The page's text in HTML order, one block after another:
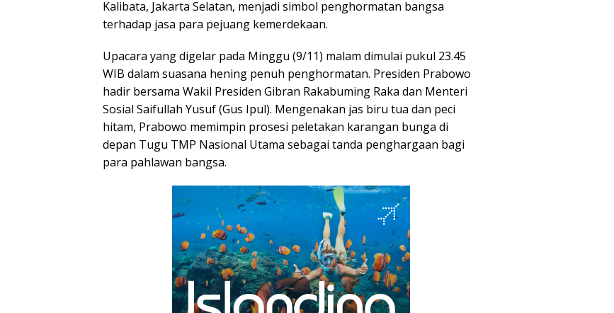
Kalibata, Jakarta Selatan, menjadi simbol penghormatan bangsa
terhadap jasa para pejuang kemerdekaan.
Upacara yang digelar pada Minggu (9/11) malam dimulai pukul 23.45
WIB dalam suasana hening penuh penghormatan. Presiden Prabowo
hadir bersama Wakil Presiden Gibran Rakabuming Raka dan Menteri
Sosial Saifullah Yusuf (Gus Ipul). Mengenakan jas biru tua dan peci
hitam, Prabowo memimpin prosesi peletakan karangan bunga di
depan Tugu TMP Nasional Utama sebagai tanda penghargaan bagi
para pahlawan bangsa.